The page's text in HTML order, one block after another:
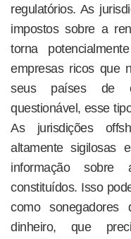
regulatórios. As
impostos sobre a
torna
empresas ricos que
seus países de
questionável, esse
As jurisdições
altamente sigilosas
informação
constituídos. Isso
como
dinheiro, que